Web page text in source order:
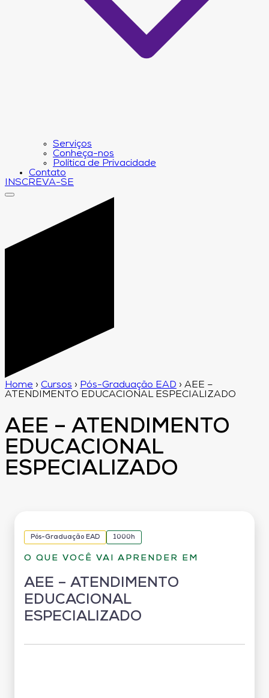
Serviços
Conheça-nos
Política de Privacidade
Contato
INSCREVA-SE
Home › Cursos › Pós-Graduação EAD › AEE –
ATENDIMENTO EDUCACIONAL ESPECIALIZADO
AEE – ATENDIMENTO
EDUCACIONAL
ESPECIALIZADO
Pós-Graduação EAD 1000h
O QUE VOCÊ VAI APRENDER EM
AEE – ATENDIMENTO
EDUCACIONAL
ESPECIALIZADO